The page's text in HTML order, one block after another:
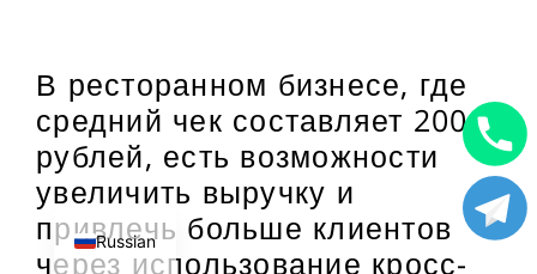
В ресторанном бизнесе, где
средний чек составляет 2000
рублей, есть возможности
увеличить выручку и
привлечь больше клиентов
через использование кросс-
Russian
English
Uzbek